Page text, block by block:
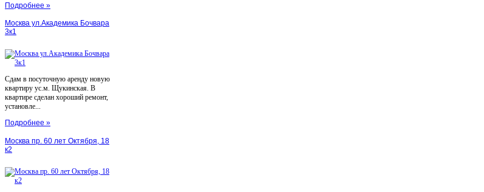
Подробнее »
Москва ул.Академика Бочвара
3к1
Сдам в посуточную аренду новую
квартиру ус.м. Щукинская. В
квартире сделан хороший ремонт,
установле...
Подробнее »
Москва пр. 60 лет Октября, 18
к2